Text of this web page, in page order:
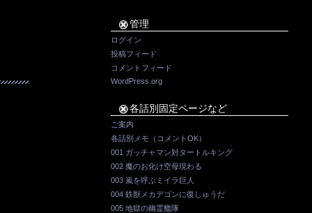
管理
ログイン
投稿フィード
コメントフィード
WordPress.org
各話別固定ページなど
ご案内
各話別メモ（コメントOK）
001 ガッチャマン対タートルキング
002 魔のお化け空母現わる
003 嵐を呼ぶミイラ巨人
004 鉄獣メカデゴンに復しゅうだ
005 地獄の幽霊艦隊